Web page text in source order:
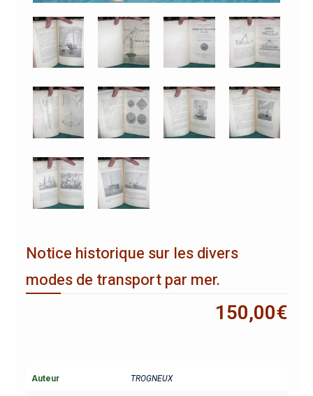
Notice historique sur les divers
modes de transport par mer.
150,00€
Auteur TROGNEUX